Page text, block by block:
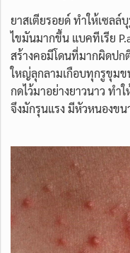
ยาสเตียรอยด์ ทำให้เซล
ไขมันมากขึ้น แบคทีเรีย
สร้างคอมีโดนที่มากผิดปก
ใหญ่ลุกลามเกือบทุกรูขุม
กดไว้มาอย่างยาวนาว ทำ
จึงมักรุนแรง มีหัวหนองข